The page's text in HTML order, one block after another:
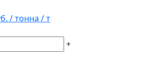
/ тонна / т
+